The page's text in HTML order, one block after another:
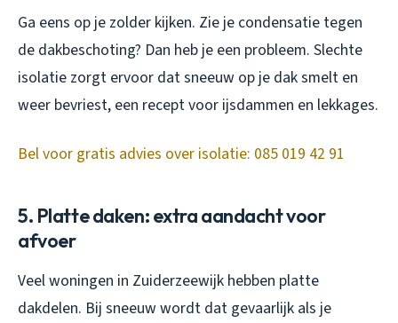
Ga eens op je zolder kijken. Zie je condensatie tegen
de dakbeschoting? Dan heb je een probleem. Slechte
isolatie zorgt ervoor dat sneeuw op je dak smelt en
weer bevriest, een recept voor ijsdammen en lekkages.
Bel voor gratis advies over isolatie: 085 019 42 91
5. Platte daken: extra aandacht voor
afvoer
Veel woningen in Zuiderzeewijk hebben platte
dakdelen. Bij sneeuw wordt dat gevaarlijk als je